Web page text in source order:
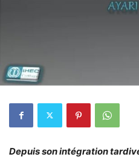
Depuis son intégration